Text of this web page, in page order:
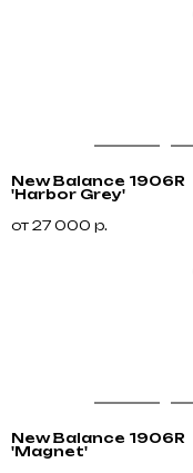
New Balance 1906R
'Harbor Grey'
от 27 000 р.
New Balance 1906R
'Magnet'